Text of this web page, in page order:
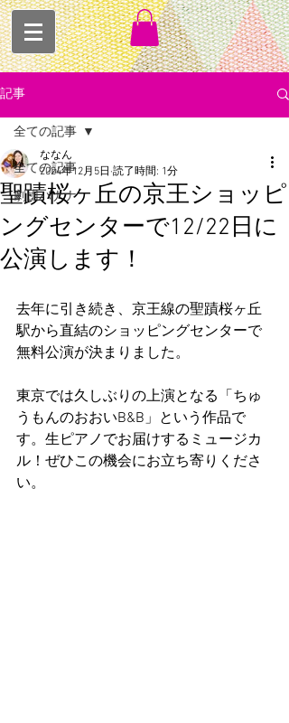
記事
全ての記事
劇団バナナ
全ての記事
聖蹟桜ヶ丘の京王ショッピ
ングセンターで12/22日に
公演します！
ななん
2024年12月5日 読了時間: 1分
去年に引き続き、京王線の聖蹟桜ヶ丘
駅から直結のショッピングセンターで
無料公演が決まりました。
東京では久しぶりの上演となる「ちゅ
うもんのおおいB&B」という作品で
す。生ピアノでお届けするミュージカ
ル！ぜひこの機会にお立ち寄りくださ
い。